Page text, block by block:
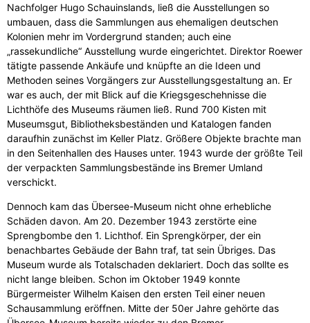
Nachfolger Hugo Schauinslands, ließ die Ausstellungen so
umbauen, dass die Sammlungen aus ehemaligen deutschen
Kolonien mehr im Vordergrund standen; auch eine
„rassekundliche“ Ausstellung wurde eingerichtet. Direktor Roewer
tätigte passende Ankäufe und knüpfte an die Ideen und
Methoden seines Vorgängers zur Ausstellungsgestaltung an. Er
war es auch, der mit Blick auf die Kriegsgeschehnisse die
Lichthöfe des Museums räumen ließ. Rund 700 Kisten mit
Museumsgut, Bibliotheksbeständen und Katalogen fanden
daraufhin zunächst im Keller Platz. Größere Objekte brachte man
in den Seitenhallen des Hauses unter. 1943 wurde der größte Teil
der verpackten Sammlungsbestände ins Bremer Umland
verschickt.
Dennoch kam das Übersee-Museum nicht ohne erhebliche
Schäden davon. Am 20. Dezember 1943 zerstörte eine
Sprengbombe den 1. Lichthof. Ein Sprengkörper, der ein
benachbartes Gebäude der Bahn traf, tat sein Übriges. Das
Museum wurde als Totalschaden deklariert. Doch das sollte es
nicht lange bleiben. Schon im Oktober 1949 konnte
Bürgermeister Wilhelm Kaisen den ersten Teil einer neuen
Schausammlung eröffnen. Mitte der 50er Jahre gehörte das